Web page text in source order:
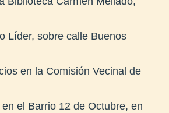
Líder, sobre calle Buenos
en la Comisión Vecinal de
el Barrio 12 de Octubre, en